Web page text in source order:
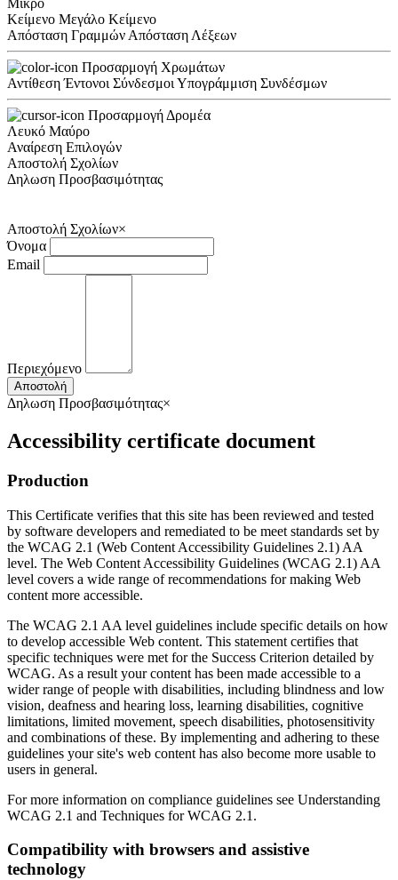
Μικρό
Κείμενο Μεγάλο Κείμενο
Απόσταση Γραμμών Απόσταση Λέξεων
Προσαρμογή Χρωμάτων
Αντίθεση Έντονοι Σύνδεσμοι Υπογράμμιση Συνδέσμων
Προσαρμογή Δρομέα
Λευκό Μαύρο
Αναίρεση Επιλογών
Αποστολή Σχολίων
Δηλωση Προσβασιμότητας
Αποστολή Σχολίων×
Όνομα
Email
Περιεχόμενο
Αποστολή
Δηλωση Προσβασιμότητας×
Accessibility certificate document
Production
This Certificate verifies that this site has been reviewed and tested
by software developers and remediated to be meet standards set by
the WCAG 2.1 (Web Content Accessibility Guidelines 2.1) AA
level. The Web Content Accessibility Guidelines (WCAG 2.1) AA
level covers a wide range of recommendations for making Web
content more accessible.
The WCAG 2.1 AA level guidelines include specific details on how
to develop accessible Web content. This statement certifies that
specific techniques were met for the Success Criterion detailed by
WCAG. As a result your content has been made accessible to a
wider range of people with disabilities, including blindness and low
vision, deafness and hearing loss, learning disabilities, cognitive
limitations, limited movement, speech disabilities, photosensitivity
and combinations of these. By implementing and adhering to these
guidelines your site's web content has also become more usable to
users in general.
For more information on compliance guidelines see Understanding
WCAG 2.1 and Techniques for WCAG 2.1.
Compatibility with browsers and assistive
technology